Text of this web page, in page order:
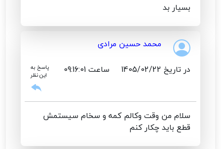
بسیار بد
محمد حسین مرادی
در تاریخ 1405/02/22
ساعت 09:16:01
پاسخ به
این نظر
سلام من وقت وکالم کمه و سخام سیستمش
قطع باید چکار کنم